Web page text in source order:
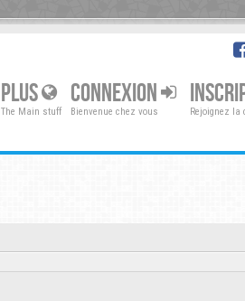
PLUS
The Main stuff
CONNEXION
Bienvenue chez vous Rejoignez la